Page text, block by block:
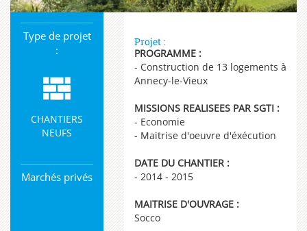
Type de projet
:
CHANTIERS
NEUFS
Marchés privés
Projet :
PROGRAMME :
- Construction de 13 logements à
Annecy-le-Vieux
MISSIONS REALISEES PAR SGTI :
- Economie
- Maitrise d'oeuvre d'éxécution
DATE DU CHANTIER :
- 2014 - 2015
MAITRISE D'OUVRAGE :
Socco